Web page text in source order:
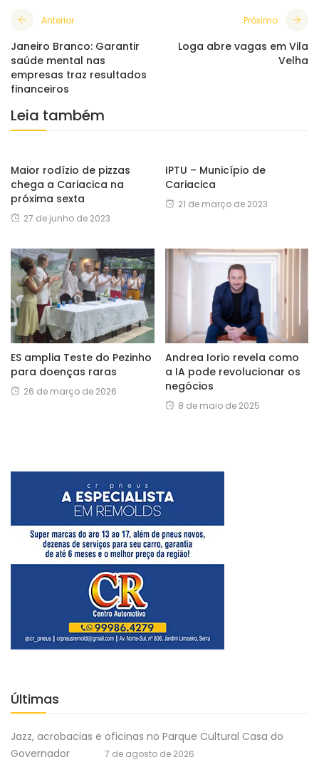
Anterior
Janeiro Branco: Garantir
saúde mental nas
empresas traz resultados
financeiros
Próximo
Loga abre vagas em Vila
Velha
Leia também
Maior rodízio de pizzas
chega a Cariacica na
próxima sexta
27 de junho de 2023
IPTU – Município de
Cariacica
21 de março de 2023
ES amplia Teste do Pezinho
para doenças raras
26 de março de 2026
Andrea Iorio revela como
a IA pode revolucionar os
negócios
8 de maio de 2025
Últimas
Jazz, acrobacias e oficinas no Parque Cultural Casa do
Governador
7 de agosto de 2026